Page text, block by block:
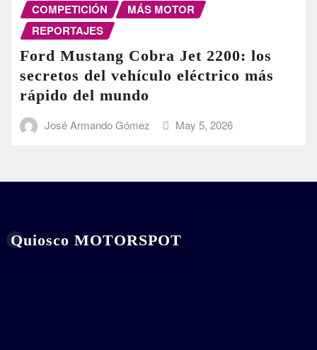
COMPETICIÓN
MÁS MOTOR
REPORTAJES
Ford Mustang Cobra Jet 2200: los
secretos del vehículo eléctrico más
rápido del mundo
José Armando Gómez May 5, 2026
Quiosco MOTORSPOT